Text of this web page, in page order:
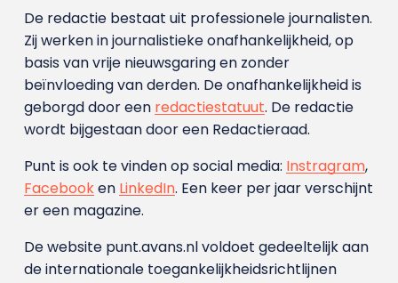
De redactie bestaat uit professionele journalisten.
Zij werken in journalistieke onafhankelijkheid, op
basis van vrije nieuwsgaring en zonder
beïnvloeding van derden. De onafhankelijkheid is
geborgd door een redactiestatuut. De redactie
wordt bijgestaan door een Redactieraad.
Punt is ook te vinden op social media: Instragram,
Facebooken LinkedIn. Een keer per jaar verschijnt
er een magazine.
De website punt.avans.nl voldoet gedeeltelijk aan
de internationale toegankelijkheidsrichtlijnen